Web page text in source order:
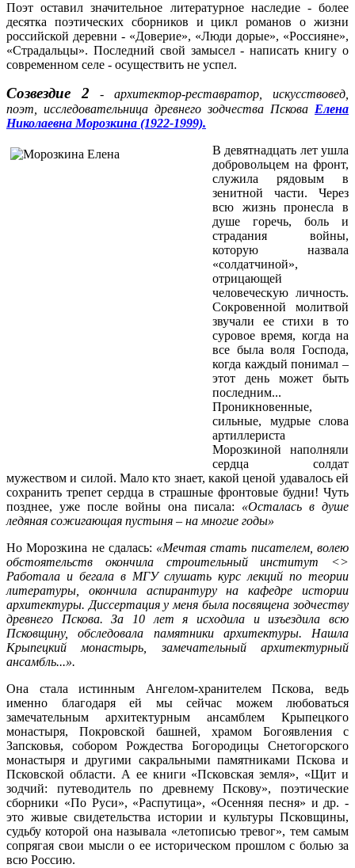
Поэт оставил значительное литературное наследие - более
десятка поэтических сборников и цикл романов о жизни
российской деревни - «Доверие», «Люди дорые», «Россияне»,
«Страдальцы». Последний свой замысел - написать книгу о
современном селе - осуществить не успел.
Созвездие 2 - архитектор-реставратор, искусствовед,
поэт, исследовательница древнего зодчества Пскова Елена
Николаевна Морозкина (1922-1999).
В девятнадцать лет ушла
добровольцем на фронт,
служила рядовым в
зенитной части. Через
всю жизнь пронесла в
душе горечь, боль и
страдания войны,
которую назвала
«солдатчиной»,
отрицающей
человеческую личность.
Сокровенной молитвой
звучали ее стихи в то
суровое время, когда на
все была воля Господа,
когда каждый понимал –
этот день может быть
последним...
Проникновенные,
сильные, мудрые слова
артиллериста
Морозкиной наполняли
сердца солдат
мужеством и силой. Мало кто знает, какой ценой удавалось ей
сохранить трепет сердца в страшные фронтовые будни! Чуть
позднее, уже после войны она писала: «Осталась в душе
ледяная сожигающая пустыня – на многие годы»
Но Морозкина не сдалась: «Мечтая стать писателем, волею
обстоятельств окончила строительный институт <>
Работала и бегала в МГУ слушать курс лекций по теории
литературы, окончила аспирантуру на кафедре истории
архитектуры. Диссертация у меня была посвящена зодчеству
древнего Пскова. За 10 лет я исходила и изъездила всю
Псковщину, обследовала памятники архитектуры. Нашла
Крыпецкий монастырь, замечательный архитектурный
ансамбль...».
Она стала истинным Ангелом-хранителем Пскова, ведь
именно благодаря ей мы сейчас можем любоваться
замечательным архитектурным ансамблем Крыпецкого
монастыря, Покровской башней, храмом Богоявления с
Запсковья, собором Рождества Богородицы Снетогорского
монастыря и другими сакральными памятниками Пскова и
Псковской области. А ее книги «Псковская земля», «Щит и
зодчий: путеводитель по древнему Пскову», поэтические
сборники «По Руси», «Распутица», «Осенняя песня» и др. -
это живые свидетельства истории и культуры Псковщины,
судьбу которой она называла «летописью тревог», тем самым
сопрягая свои мысли о ее историческом прошлом с болью за
всю Россию.